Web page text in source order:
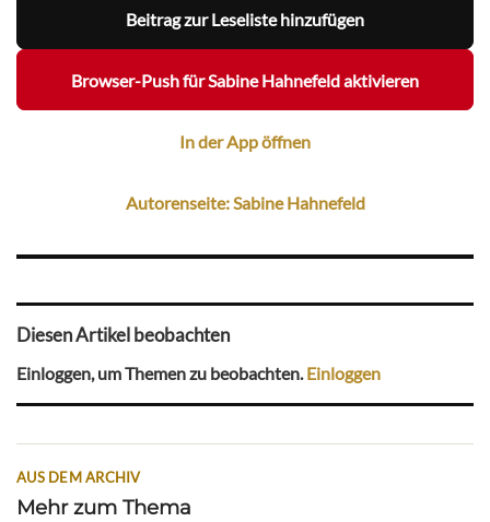
Beitrag zur Leseliste hinzufügen
Browser-Push für Sabine Hahnefeld aktivieren
In der App öffnen
Autorenseite: Sabine Hahnefeld
Diesen Artikel beobachten
Einloggen, um Themen zu beobachten.Einloggen
AUS DEM ARCHIV
Mehr zum Thema